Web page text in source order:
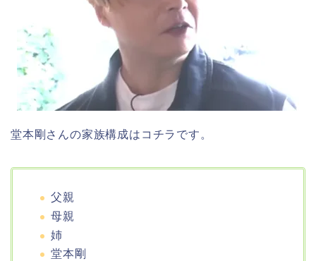
堂本剛さんの家族構成はコチラです。
父親
母親
姉
堂本剛